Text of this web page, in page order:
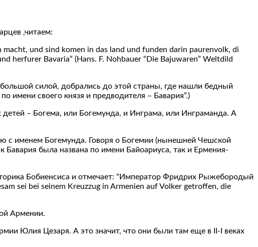
,читаем:
und sind komen in das land und funden darin paurenvolk, di
herfurer Bavaria” (Hans. F. Nohbauer “Die Bajuwaren” Weltdild
силой, добрались до этой страны, где нашли бедный
имени своего князя и предводителя – Бавария”.)
– Богема, или Богемунда, и Инграма, или Инграманда. А
с именем Богемунда. Говоря о Богемии (нынешней Чешской
Бавария была названа по имени Байоариуса, так и Ермения-
Бобиенсиса и отмечает: “Император Фридрих Рыжебородый
sei bei seinem Kreuzzug in Armenien auf Volker getroffen, die
Армении.
Юлия Цезаря. А это значит, что они были там еще в II-I веках